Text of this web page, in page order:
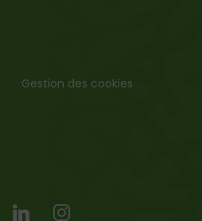
Gestion des cookies